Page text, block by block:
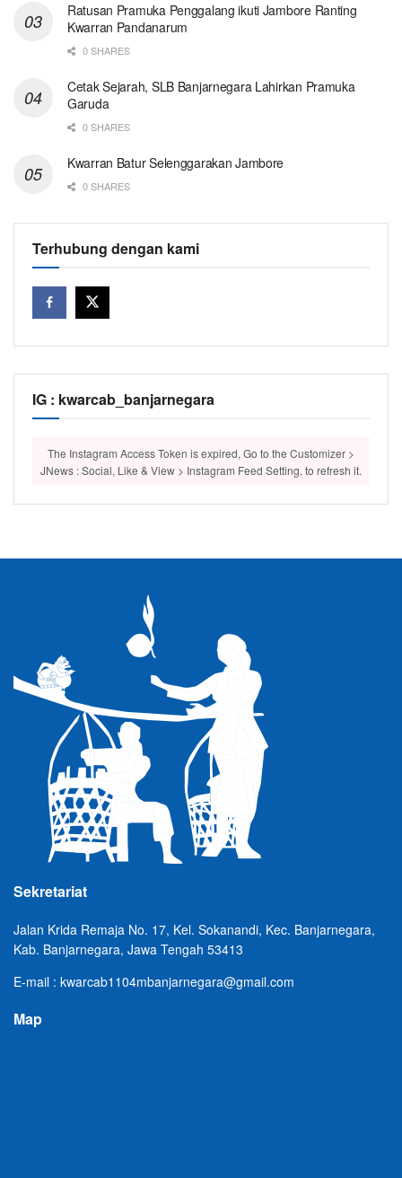
Ratusan Pramuka Penggalang ikuti Jambore Ranting
Kwarran Pandanarum
0 SHARES
Cetak Sejarah, SLB Banjarnegara Lahirkan Pramuka
Garuda
0 SHARES
Kwarran Batur Selenggarakan Jambore
0 SHARES
Terhubung dengan kami
IG : kwarcab_banjarnegara
The Instagram Access Token is expired, Go to the Customizer >
JNews : Social, Like & View > Instagram Feed Setting, to refresh it.
Sekretariat
Jalan Krida Remaja No. 17, Kel. Sokanandi, Kec. Banjarnegara,
Kab. Banjarnegara, Jawa Tengah 53413
E-mail : kwarcab1104mbanjarnegara@gmail.com
Map